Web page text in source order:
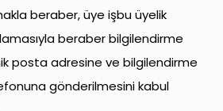
beraber, üye işbu üyelik
beraber bilgilendirme
posta adresine ve bilgilendirme
gönderilmesini kabul